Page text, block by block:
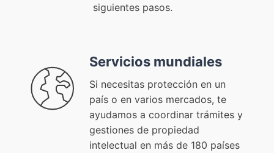
siguientes pasos.
Servicios mundiales
Si necesitas protección en un
país o en varios mercados, te
ayudamos a coordinar trámites y
gestiones de propiedad
intelectual en más de 180 países